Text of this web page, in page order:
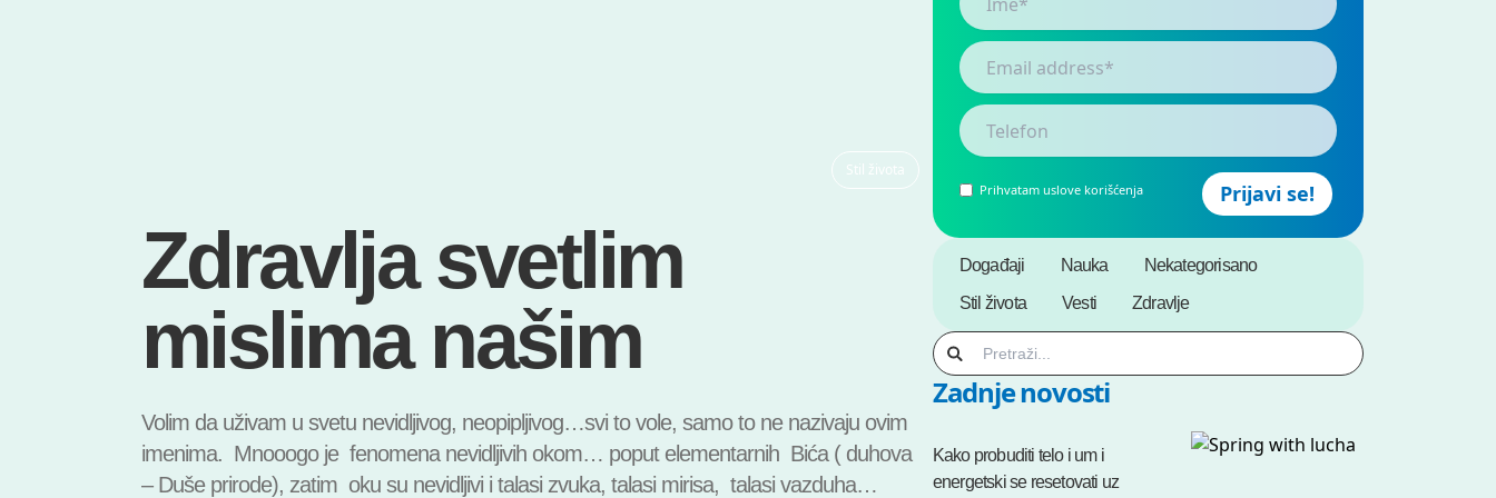
Stil života
Zdravlja svetlim
mislima našim
Volim da uživam u svetu nevidljivog, neopipljivog…svi to vole, samo to ne nazivaju ovim
imenima. Mnooogo je fenomena nevidljivih okom… poput elementarnih Bića ( duhova
– Duše prirode), zatim oku su nevidljivi i talasi zvuka, talasi mirisa, talasi vazduha…
Prihvatam uslove korišćenja
Događaji Nauka
Nekategorisano
Stil života
Vesti Zdravlje
Zadnje novosti
Kako probuditi telo i um i
energetski se resetovati uz